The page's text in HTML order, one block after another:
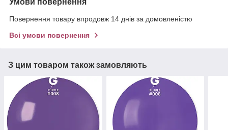
Умови повернення
Повернення товару впродовж 14 днів за домовленістю
Всі умови повернення
З цим товаром також замовляють